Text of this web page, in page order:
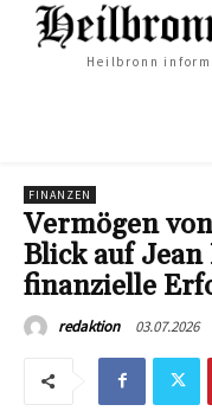
Heilbronn
FINANZEN
Vermögen
Blick auf
finanzielle
redaktion 03.07.2026